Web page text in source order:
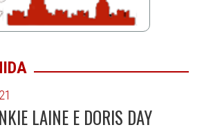
LAINE E DORIS DAY